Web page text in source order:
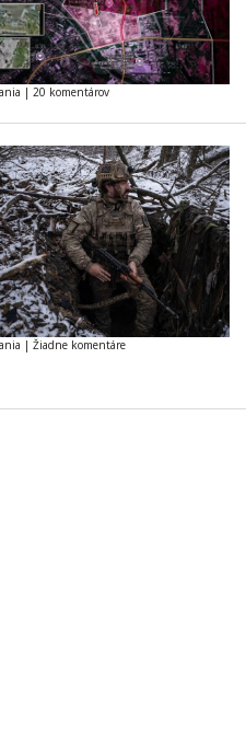
| 20 komentárov
| Žiadne komentáre